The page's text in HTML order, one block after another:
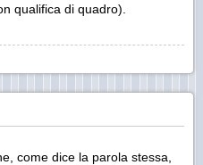
qualifica di quadro).
come dice la parola stessa,